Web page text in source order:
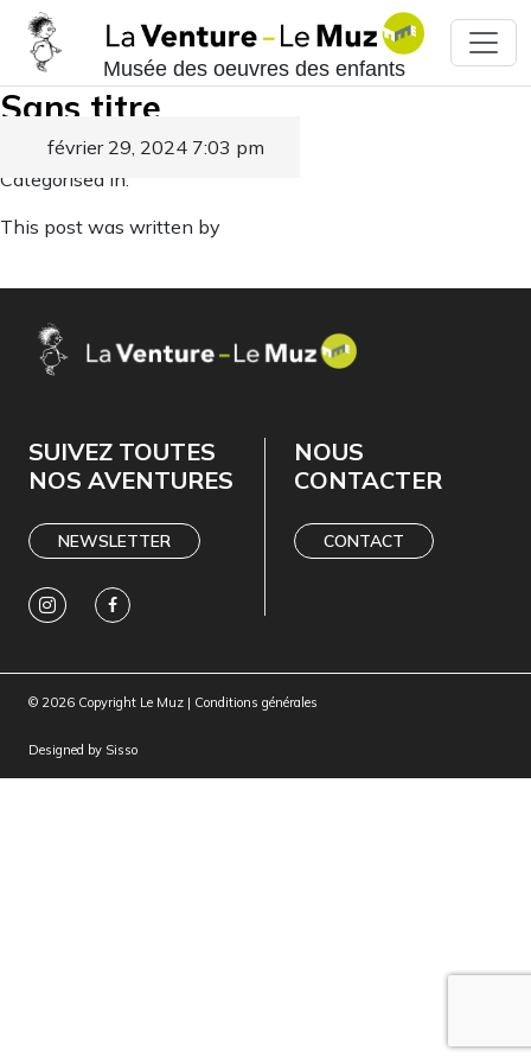
Musée des oeuvres des enfants
Sans titre
février 29, 2024 7:03 pm
Published by
Categorised in:
This post was written by
SUIVEZ TOUTES
NOS AVENTURES
NEWSLETTER
NOUS
CONTACTER
CONTACT
© 2026 Copyright Le Muz | Conditions générales
Designed by Sisso